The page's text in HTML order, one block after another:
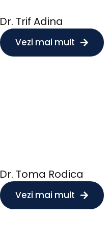
Dr. Trif Adina
Vezi mai mult
Dr. Toma Rodica
Vezi mai mult